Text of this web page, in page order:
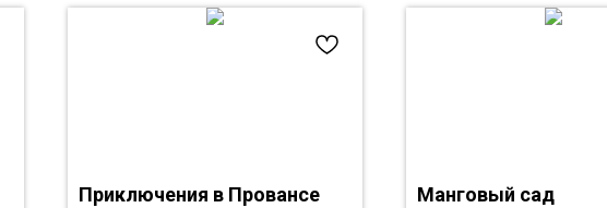
Приключения в Провансе Манговый сад